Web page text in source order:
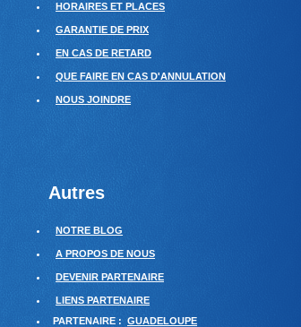
HORAIRES ET PLACES
GARANTIE DE PRIX
EN CAS DE RETARD
QUE FAIRE EN CAS D'ANNULATION
NOUS JOINDRE
Autres
NOTRE BLOG
A PROPOS DE NOUS
DEVENIR PARTENAIRE
LIENS PARTENAIRE
PARTENAIRE : GUADELOUPE